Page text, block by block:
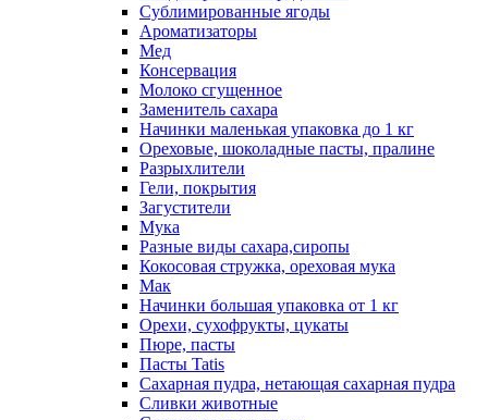
Сублимированные ягоды
Ароматизаторы
Мед
Консервация
Молоко сгущенное
Заменитель сахара
Начинки маленькая упаковка до 1 кг
Ореховые, шоколадные пасты, пралине
Разрыхлители
Гели, покрытия
Загустители
Мука
Разные виды сахара,сиропы
Кокосовая стружка, ореховая мука
Мак
Начинки большая упаковка от 1 кг
Орехи, сухофрукты, цукаты
Пюре, пасты
Пасты Tatis
Сахарная пудра, нетающая сахарная пудра
Сливки животные